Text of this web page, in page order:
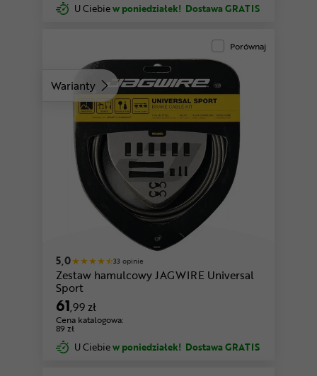
U Ciebiew poniedziałek! Dostawa GRATIS
Warianty
różowy
Porównaj
5,0 33 opinie
Zestaw hamulcowy JAGWIRE Universal
Sport
61,99 zł
Cena katalogowa:
89 zł
U Ciebiew poniedziałek! Dostawa GRATIS